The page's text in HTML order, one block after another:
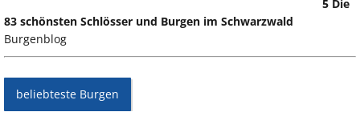
5 Die
83 schönsten Schlösser und Burgen im Schwarzwald
Burgenblog
beliebteste Burgen